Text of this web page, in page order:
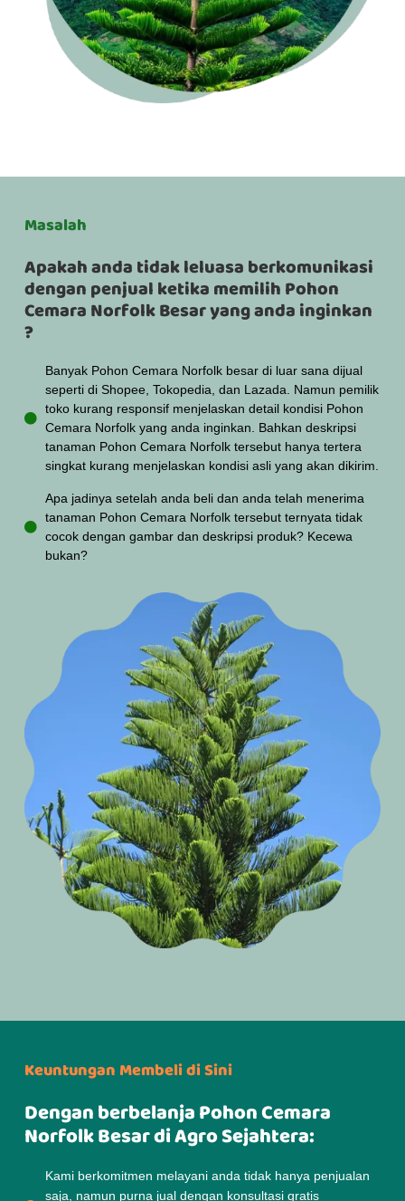
Masalah
Apakah anda tidak leluasa berkomunikasi
dengan penjual ketika memilih Pohon
Cemara Norfolk Besar yang anda inginkan
?
Banyak Pohon Cemara Norfolk besar di luar sana dijual
seperti di Shopee, Tokopedia, dan Lazada. Namun pemilik
toko kurang responsif menjelaskan detail kondisi Pohon
Cemara Norfolk yang anda inginkan. Bahkan deskripsi
tanaman Pohon Cemara Norfolk tersebut hanya tertera
singkat kurang menjelaskan kondisi asli yang akan dikirim.
Apa jadinya setelah anda beli dan anda telah menerima
tanaman Pohon Cemara Norfolk tersebut ternyata tidak
cocok dengan gambar dan deskripsi produk? Kecewa
bukan?
Keuntungan Membeli di Sini
Dengan berbelanja Pohon Cemara
Norfolk Besar di Agro Sejahtera:
Kami berkomitmen melayani anda tidak hanya penjualan
saja, namun purna jual dengan konsultasi gratis